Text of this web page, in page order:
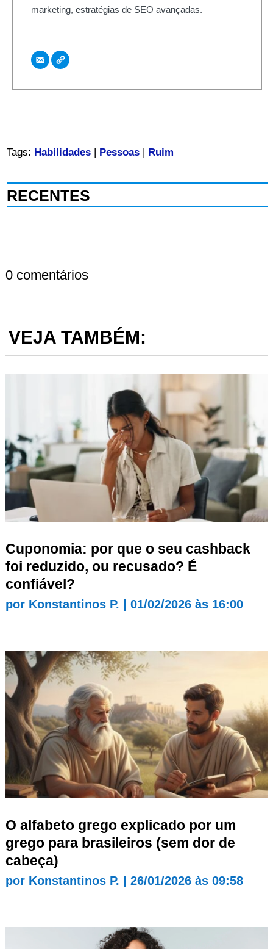
marketing, estratégias de SEO avançadas.
Tags: Habilidades| Pessoas| Ruim
RECENTES
0 comentários
VEJA TAMBÉM:
Cuponomia: por que o seu cashback
foi reduzido, ou recusado? É
confiável?
por Konstantinos P. 01/02/2026 às 16:00
O alfabeto grego explicado por um
grego para brasileiros (sem dor de
cabeça)
por Konstantinos P. 26/01/2026 às 09:58